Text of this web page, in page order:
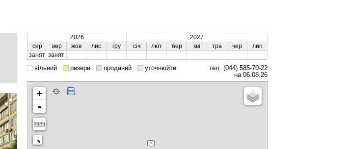
2026
2027
сер
вер жов лис гру січ лют бер кві тра чер
лип
занят занят
вільний резерв проданий уточнюйте
тел. (044) 585-70-22
на 06.08.26
+
-